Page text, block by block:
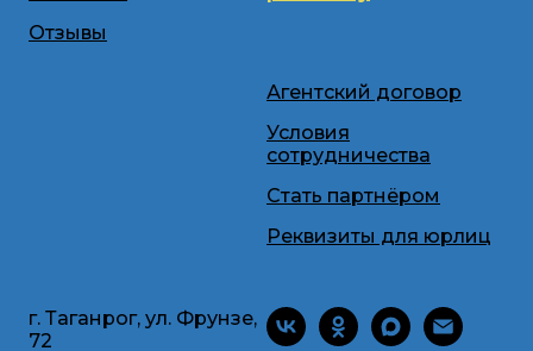
Отзывы
Агентский договор
Условия
сотрудничества
Стать партнёром
Реквизиты для юрлиц
г. Таганрог, ул. Фрунзе,
72